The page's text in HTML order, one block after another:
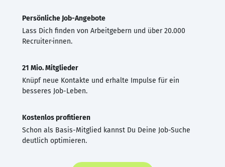
Persönliche Job-Angebote
Lass Dich finden von Arbeitgebern und über 20.000
Recruiter·innen.
21 Mio. Mitglieder
Knüpf neue Kontakte und erhalte Impulse für ein
besseres Job-Leben.
Kostenlos profitieren
Schon als Basis-Mitglied kannst Du Deine Job-Suche
deutlich optimieren.